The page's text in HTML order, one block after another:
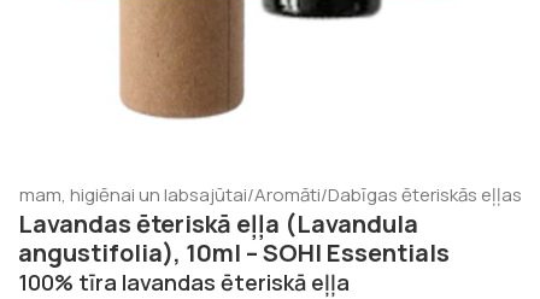
higiēnai un labsajūtai/Aromāti/Dabīgas ēteriskās eļļas
Lavandas ēteriskā eļļa (Lavandula
angustifolia), 10ml – SOHI Essentials
100% tīra lavandas ēteriskā eļļa